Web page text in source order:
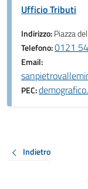
Ufficio Tributi
Indirizzo:Piazza
Telefono:0121
Email:
PEC:
Indietro